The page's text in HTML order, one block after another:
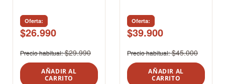
Oferta
$26.990
Precio habitual $29.990
AÑADIR AL
CARRITO
Oferta
$39.900
Precio habitual $45.000
AÑADIR AL
CARRITO